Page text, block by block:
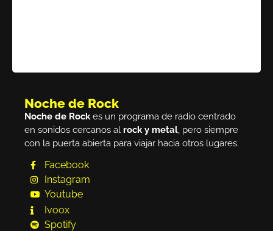
Noche de Rock
Noche de Rock es un programa de radio centrado
en sonidos cercanos al rock y metal , pero siempre
con la puerta abierta para viajar hacia otros lugares.
Facebook
Instagram
Youtube
Ivoox
Spotify